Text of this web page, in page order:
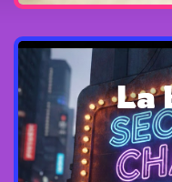
La
Tout le monde a le